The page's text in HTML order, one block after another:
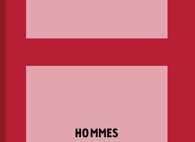
HOMMES